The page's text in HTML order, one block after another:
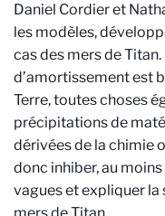
Daniel Cordier et
les modèles,
cas des mers de
d’amortissement est
Terre, toutes choses
précipitations de
dérivées de la chimie
donc inhiber, au
vagues et expliquer